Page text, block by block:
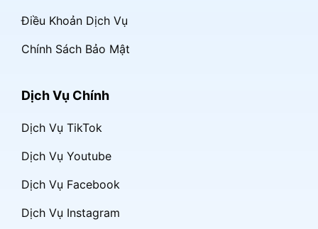
Điều Khoản Dịch Vụ
Chính Sách Bảo Mật
Dịch Vụ Chính
Dịch Vụ TikTok
Dịch Vụ Youtube
Dịch Vụ Facebook
Dịch Vụ Instagram